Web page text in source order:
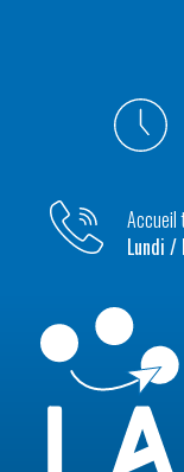
Accueil
Lundi /